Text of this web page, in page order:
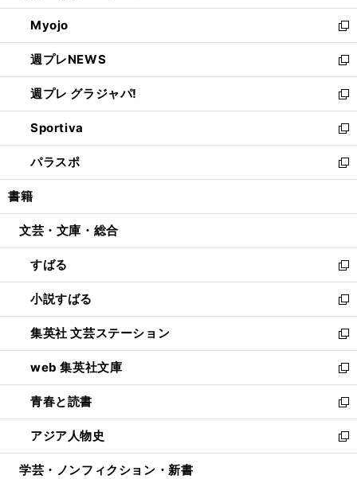
開
く
ウ
で
開
く
ン
ド
ウ
で
開
く
ウ
ィ
ン
ド
ウ
で
開
く
Myojo
新
し
い
ウ
ィ
ン
ド
ウ
で
開
週プレNEWS
新
し
い
ウ
ィ
ン
ド
ウ
開
週プレ グラジャパ!
新
し
い
ウ
ィ
ン
ウ
開
く
Sportiva
新
し
い
ウ
ン
ウ
で
開
く
パラスポ
新
し
ウ
ン
ド
ウ
で
開
く
書籍
文芸・文庫・総合
すばる
新
し
い
ウ
ィ
ン
ド
ウ
で
開
く
小説すばる
新
し
い
ウ
ィ
ン
ド
ウ
で
開
集英社 文芸ステーション
新
し
い
ウ
ィ
ン
ド
ウ
web 集英社文庫
新
し
い
ウ
ィ
ン
青春と読書
新
し
い
ウ
アジア人物史
新
し
学芸・ノンフィクション・新書